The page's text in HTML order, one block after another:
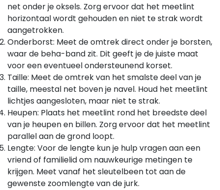
net onder je oksels. Zorg ervoor dat het meetlint
horizontaal wordt gehouden en niet te strak wordt
aangetrokken.
Onderborst: Meet de omtrek direct onder je borsten,
waar de beha-band zit. Dit geeft je de juiste maat
voor een eventueel ondersteunend korset.
Taille: Meet de omtrek van het smalste deel van je
taille, meestal net boven je navel. Houd het meetlint
lichtjes aangesloten, maar niet te strak.
Heupen: Plaats het meetlint rond het breedste deel
van je heupen en billen. Zorg ervoor dat het meetlint
parallel aan de grond loopt.
Lengte: Voor de lengte kun je hulp vragen aan een
vriend of familielid om nauwkeurige metingen te
krijgen. Meet vanaf het sleutelbeen tot aan de
gewenste zoomlengte van de jurk.